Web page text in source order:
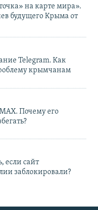
на карте мира».
будущего Крыма от
Telegram. Как
крымчанам
Почему его
если сайт
заблокировали?